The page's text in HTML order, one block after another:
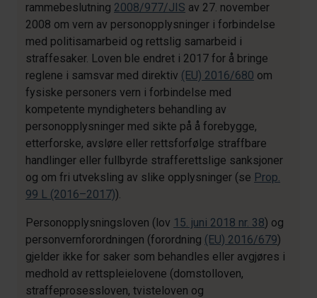
rammebeslutning 2008/977/JIS av 27. november
2008 om vern av personopplysninger i forbindelse
med politisamarbeid og rettslig samarbeid i
straffesaker. Loven ble endret i 2017 for å bringe
reglene i samsvar med direktiv (EU) 2016/680 om
fysiske personers vern i forbindelse med
kompetente myndigheters behandling av
personopplysninger med sikte på å forebygge,
etterforske, avsløre eller rettsforfølge straffbare
handlinger eller fullbyrde strafferettslige sanksjoner
og om fri utveksling av slike opplysninger (se Prop.
99 L (2016–2017)).
Personopplysningsloven (lov 15. juni 2018 nr. 38) og
personvernforordningen (forordning (EU) 2016/679)
gjelder ikke for saker som behandles eller avgjøres i
medhold av rettspleielovene (domstolloven,
straffeprosessloven, tvisteloven og